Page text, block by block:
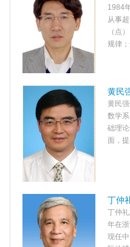
1984
从事
（点
规律
黄民
黄民
数学
础理
面，
丁仲
丁仲
年在
现任